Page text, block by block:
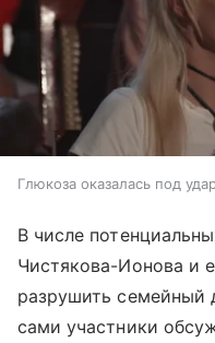
Глюкоза оказалась под
В числе
Чистякова-Ионова и
разрушить семейный
сами участники